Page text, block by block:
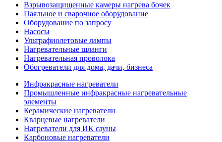
Взрывозащищенные камеры нагрева бочек
Паяльное и сварочное оборудование
Оборудование по запросу
Насосы
Ультрафиолетовые лампы
Нагревательные шланги
Нагревательная проволока
Обогреватели для дома, дачи, бизнеса
Инфракрасные нагреватели
Промышленные инфракрасные нагревательные
элементы
Керамические нагреватели
Кварцевые нагреватели
Нагреватели для ИК сауны
Карбоновые нагреватели